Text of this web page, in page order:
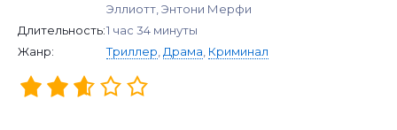
Эллиотт, Энтони Мерфи
Длительность:1 час 34 минуты
Жанр:
Триллер Драма Криминал